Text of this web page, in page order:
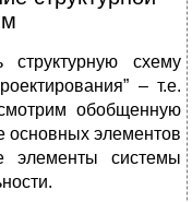
схему
– т.е.
обобщенную
основных элементов
элементы системы